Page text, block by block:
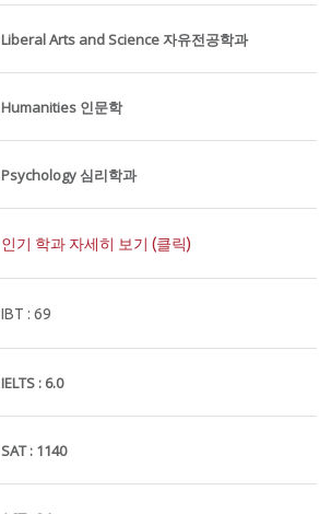
Liberal Arts and Science 자유전공학과
Humanities 인문학
Psychology 심리학과
인기 학과 자세히 보기 (클릭)
IBT : 69
IELTS : 6.0
SAT : 1140